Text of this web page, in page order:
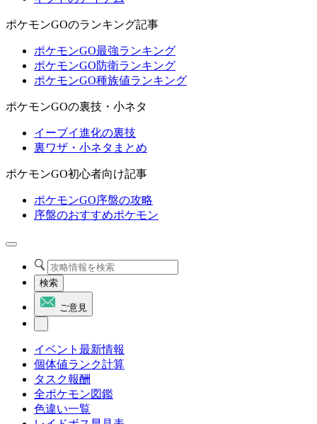
ポケモンGOのランキング記事
ポケモンGO最強ランキング
ポケモンGO防衛ランキング
ポケモンGO種族値ランキング
ポケモンGOの裏技・小ネタ
イーブイ進化の裏技
裏ワザ・小ネタまとめ
ポケモンGO初心者向け記事
ポケモンGO序盤の攻略
序盤のおすすめポケモン
検索
ご意見
イベント最新情報
個体値ランク計算
タスク報酬
全ポケモン図鑑
色違い一覧